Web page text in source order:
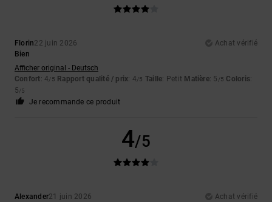
Florin22 juin 2026
Achat vérifié
Bien
Afficher original - Deutsch
Confort: 4/5 Rapport qualité / prix: 4/5 Taille: Petit Matière: 5 /5 Coloris:
5/5
Je recommande ce produit
4/5
Alexander21 juin 2026
Achat vérifié